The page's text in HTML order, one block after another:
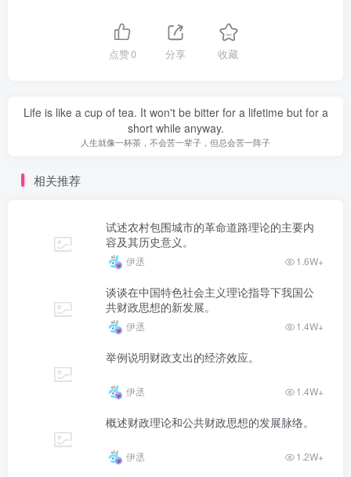
点赞0 分享 收藏
Life is like a cup of tea. It won't be bitter for a lifetime but for a
short while anyway.
人生就像一杯茶，不会苦一辈子，但总会苦一阵子
相关推荐
试述农村包围城市的革命道路理论的主要内
容及其历史意义。
伊丞 1.6W+
谈谈在中国特色社会主义理论指导下我国公
共财政思想的新发展。
伊丞 1.4W+
举例说明财政支出的经济效应。
伊丞 1.4W+
概述财政理论和公共财政思想的发展脉络。
伊丞 1.2W+